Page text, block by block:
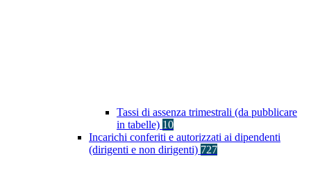
Tassi di assenza trimestrali (da pubblicare
in tabelle) 10
Incarichi conferiti e autorizzati ai dipendenti
(dirigenti e non dirigenti) 727